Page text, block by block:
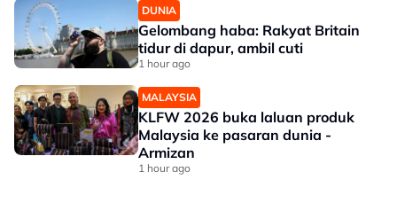
DUNIA
Gelombang haba: Rakyat Britain
tidur di dapur, ambil cuti
1 hour ago
MALAYSIA
KLFW 2026 buka laluan produk
Malaysia ke pasaran dunia -
Armizan
1 hour ago